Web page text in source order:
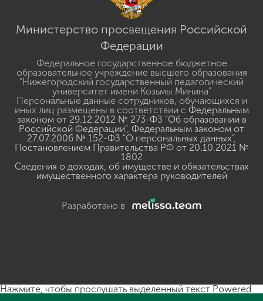
Министерство просвещения Российской
Федерации
Федеральное государственное бюджетное
образовательное учреждение высшего образования
"Нижегородский государственный педагогический
университет имени Козьмы Минина"
Персональные данные сотрудников, обучающихся и
иных лиц размещены в соответствии с Федеральным
законом от 29.12.2012 № 273-ФЗ "Об образовании в
Российской Федерации", Федеральным законом от
27.07.2006 № 152-ФЗ "О персональных данных",
Постановлением Правительства РФ от 20.10.2021 №
1802
Сведения о доходах, об имуществе и обязательствах
имущественного характера руководителей
Разработано в
Нажмите, чтобы прослушать выделенный текст Powered